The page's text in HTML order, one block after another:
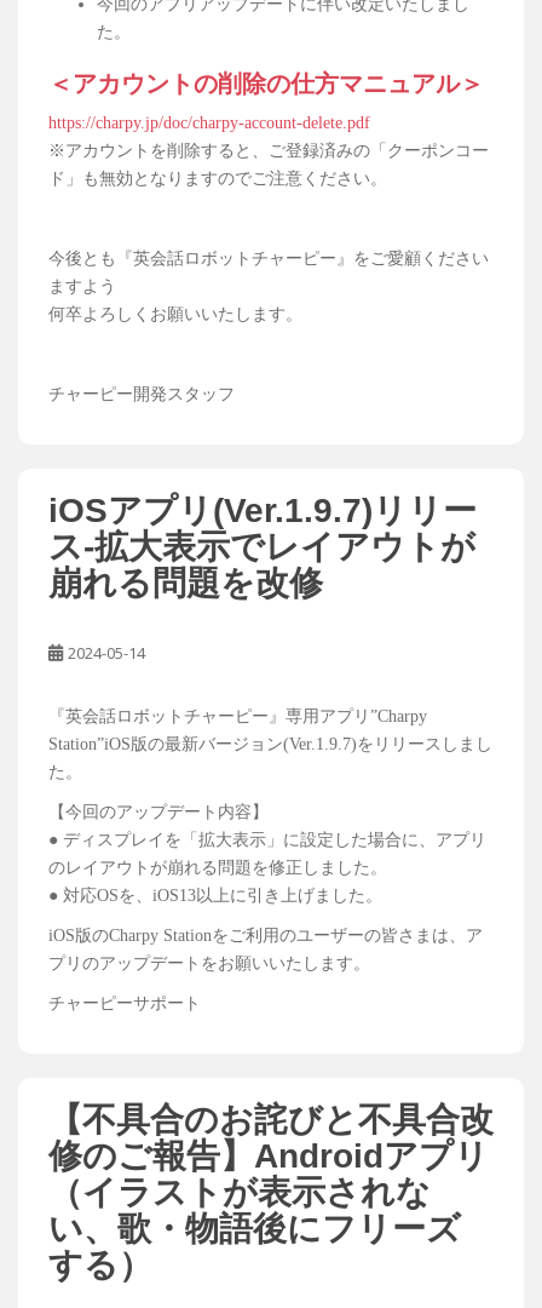
今回のアプリアップデートに伴い改定いたしまし
た。
＜アカウントの削除の仕方マニュアル＞
https://charpy.jp/doc/charpy-account-delete.pdf
※アカウントを削除すると、ご登録済みの「クーポンコー
ド」も無効となりますのでご注意ください。
今後とも『英会話ロボットチャーピー』をご愛顧ください
ますよう
何卒よろしくお願いいたします。
チャーピー開発スタッフ
iOSアプリ(Ver.1.9.7)リリー
ス-拡大表示でレイアウトが
崩れる問題を改修
2024-05-14
『英会話ロボットチャーピー』専用アプリ”Charpy
Station”iOS版の最新バージョン(Ver.1.9.7)をリリースしまし
た。
【今回のアップデート内容】
● ディスプレイを「拡大表示」に設定した場合に、アプリ
のレイアウトが崩れる問題を修正しました。
● 対応OSを、iOS13以上に引き上げました。
iOS版のCharpy Stationをご利用のユーザーの皆さまは、ア
プリのアップデートをお願いいたします。
チャーピーサポート
【不具合のお詫びと不具合改
修のご報告】Androidアプリ
（イラストが表示されな
い、歌・物語後にフリーズ
する）